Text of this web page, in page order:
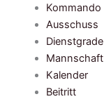
Kommando
Ausschuss
Dienstgrade
Mannschaft
Kalender
Beitritt